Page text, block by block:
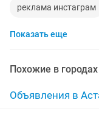
реклама инстаграм
реклама смм
реклама таргета
Показать еще
Похожие в городах
Объявления в